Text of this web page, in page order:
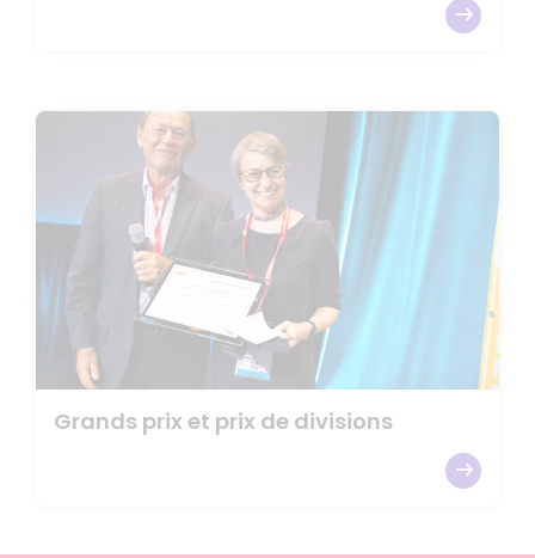
Grands prix et prix de divisions